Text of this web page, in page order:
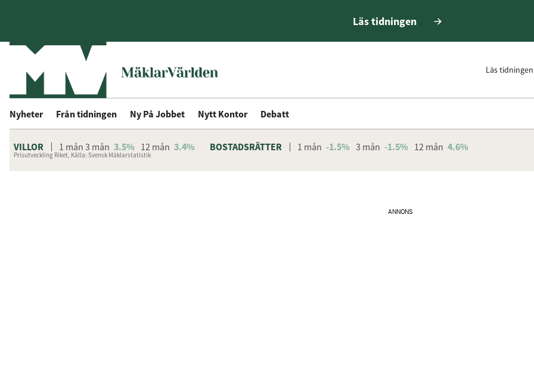
Läs tidningen
Läs tidningen
Nyheter Från tidningen Ny På Jobbet Nytt Kontor Debatt
VILLOR 1 mån 3 mån 3.5% 12 mån 3.4% BOSTADSRÄTTER 1 mån -1.5% 3 mån -1.5% 12 mån 4.6%
Prisutveckling Riket, Källa: Svensk Mäklarstatistik
ANNONS